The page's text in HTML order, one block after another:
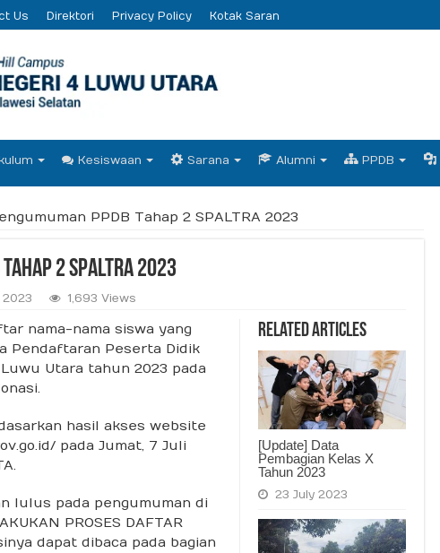
Us Direktori Privacy Policy Kotak Saran
Kesiswaan Sarana Alumni PPDB
PPDB Tahap 2 SPALTRA 2023
2 SPALTRA 2023
2023 1,693 Views
Related Articles
[Update] Data
Pembagian Kelas X
Tahun 2023
23 July 2023
nama-nama siswa yang
Pendaftaran Peserta Didik
Luwu Utara tahun 2023 pada
hasil akses website
pada Jumat, 7 Juli
lulus pada pengumuman di
PROSES DAFTAR
dapat dibaca pada bagian